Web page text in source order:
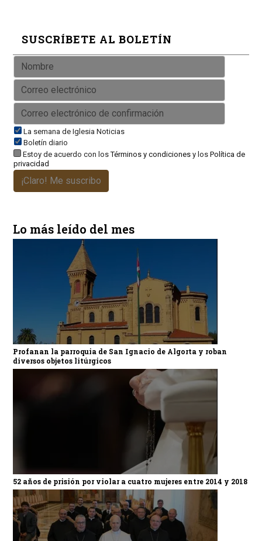
SUSCRÍBETE AL BOLETÍN
La semana de Iglesia Noticias
Boletín diario
Estoy de acuerdo con losTérminos y condicionesy los Política de
privacidad
¡Claro! Me suscribo
Lo más leído del mes
Profanan la parroquia de San Ignacio de Algorta y roban
diversos objetos litúrgicos
52 años de prisión por violar a cuatro mujeres entre 2014 y 2018